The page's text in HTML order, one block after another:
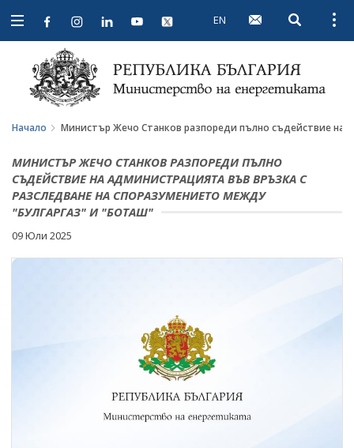
Open
navigation
EN Open
Начало Министър Жечо Станков разпореди пълно съдействие на
МИНИСТЪР ЖЕЧО СТАНКОВ РАЗПОРЕДИ ПЪЛНО
СЪДЕЙСТВИЕ НА АДМИНИСТРАЦИЯТА ВЪВ ВРЪЗКА С
РАЗСЛЕДВАНЕ НА СПОРАЗУМЕНИЕТО МЕЖДУ
"БУЛГАРГАЗ" И "БОТАШ"
09 Юли 2025